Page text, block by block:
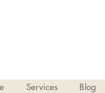
Services Blog